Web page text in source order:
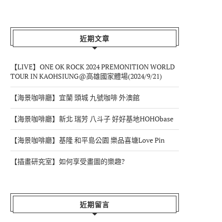
近期文章
【LIVE】ONE OK ROCK 2024 PREMONITION WORLD
TOUR IN KAOHSIUNG@高雄國家體場(2024/9/21)
【海景咖啡廳】宜蘭 頭城 九號咖啡 外澳館
【海景咖啡廳】新北 瑞芳 八斗子 好好基地HOHObase
【海景咖啡廳】基隆 和平島公園 樂品喜塘Love Pin
【插畫研究室】如何享受畫圖的樂趣?
近期留言